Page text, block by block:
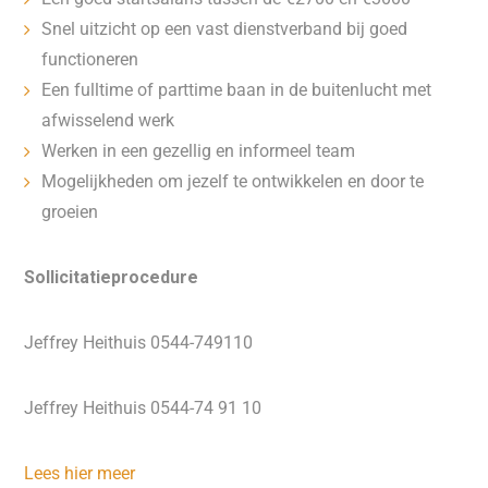
Snel uitzicht op een vast dienstverband bij goed
functioneren
Een fulltime of parttime baan in de buitenlucht met
afwisselend werk
Werken in een gezellig en informeel team
Mogelijkheden om jezelf te ontwikkelen en door te
groeien
Sollicitatieprocedure
Jeffrey Heithuis 0544-749110
Jeffrey Heithuis 0544-74 91 10
Lees hier meer